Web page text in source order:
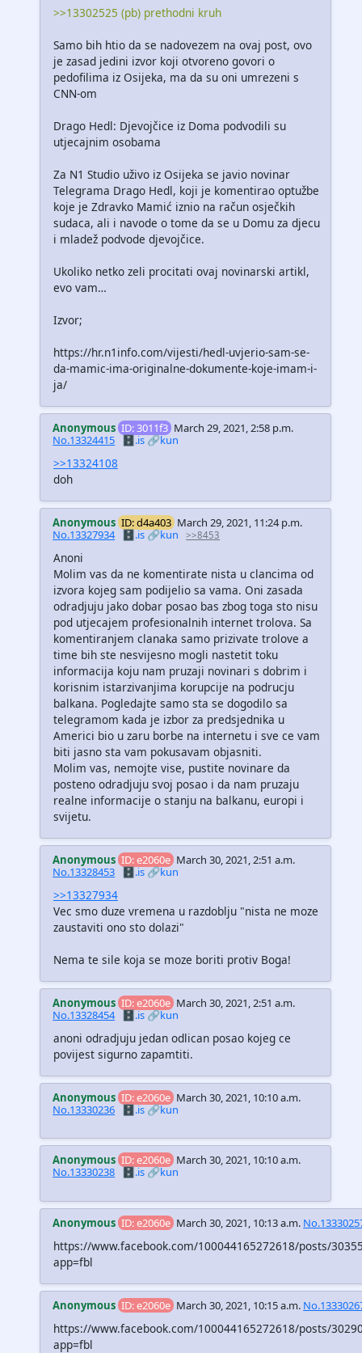
>>13302525 (pb) prethodni kruh
Samo bih htio da se nadovezem na ovaj post, ovo
je zasad jedini izvor koji otvoreno govori o
pedofilima iz Osijeka, ma da su oni umrezeni s
CNN-om
Drago Hedl: Djevojčice iz Doma podvodili su
utjecajnim osobama
Za N1 Studio uživo iz Osijeka se javio novinar
Telegrama Drago Hedl, koji je komentirao optužbe
koje je Zdravko Mamić iznio na račun osječkih
sudaca, ali i navode o tome da se u Domu za djecu
i mladež podvode djevojčice.
Ukoliko netko zeli procitati ovaj novinarski artikl,
evo vam…
Izvor;
https://hr.n1info.com/vijesti/hedl-uvjerio-sam-se-
da-mamic-ima-originalne-dokumente-koje-imam-i-
ja/
Anonymous ID: 3011f3 March 29, 2021, 2:58 p.m.
No.13324415 🗄️.is🔗kun
>>13324108
doh
Anonymous ID: d4a403 March 29, 2021, 11:24 p.m.
No.13327934 🗄️.is🔗kun >>8453
Anoni
Molim vas da ne komentirate nista u clancima od
izvora kojeg sam podijelio sa vama. Oni zasada
odradjuju jako dobar posao bas zbog toga sto nisu
pod utjecajem profesionalnih internet trolova. Sa
komentiranjem clanaka samo prizivate trolove a
time bih ste nesvijesno mogli nastetit toku
informacija koju nam pruzaji novinari s dobrim i
korisnim istarzivanjima korupcije na podrucju
balkana. Pogledajte samo sta se dogodilo sa
telegramom kada je izbor za predsjednika u
Americi bio u zaru borbe na internetu i sve ce vam
biti jasno sta vam pokusavam objasniti.
Molim vas, nemojte vise, pustite novinare da
posteno odradjuju svoj posao i da nam pruzaju
realne informacije o stanju na balkanu, europi i
svijetu.
Anonymous ID: e2060e March 30, 2021, 2:51 a.m.
No.13328453 🗄️.is🔗kun
>>13327934
Vec smo duze vremena u razdoblju "nista ne moze
zaustaviti ono sto dolazi"
Nema te sile koja se moze boriti protiv Boga!
Anonymous ID: e2060e March 30, 2021, 2:51 a.m.
No.13328454 🗄️.is🔗kun
anoni odradjuju jedan odlican posao kojeg ce
povijest sigurno zapamtiti.
Anonymous ID: e2060e March 30, 2021, 10:10 a.m.
No.13330236 🗄️.is🔗kun
Anonymous ID: e2060e March 30, 2021, 10:10 a.m.
No.13330238
🗄️.is 🔗kun
Anonymous ID: e2060e March 30, 2021, 10:13 a.m.
https://www.facebook.com/100044165272618/posts/
app=fbl
Anonymous ID: e2060e March 30, 2021, 10:15 a.m.
https://www.facebook.com/100044165272618/posts/
app=fbl